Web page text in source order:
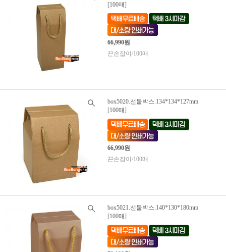
[100매]
66,990원
끈손잡이/100매
box5020.선물박스.134*134*127mm
[100매]
66,990원
끈손잡이/100매
box5021.선물박스.140*130*180mm
[100매]